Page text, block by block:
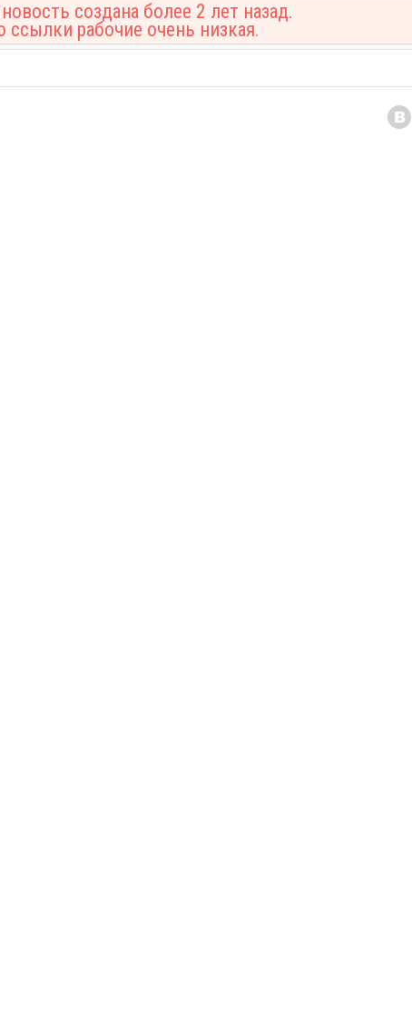
создана более 2 лет назад.
ссылки рабочие очень низкая.